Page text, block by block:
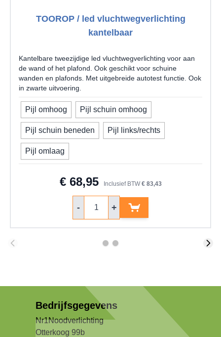
TOOROP / led vluchtwegverlichting
kantelbaar
Kantelbare tweezijdige led vluchtwegverlichting voor aan
de wand of het plafond. Ook geschikt voor schuine
wanden en plafonds. Met uitgebreide autotest functie. Ook
in zwarte uitvoering.
Uw pijlrichting
Pijl omhoog Pijl schuin omhoog
Pijl schuin beneden Pijl links/rechts
Pijl omlaag
€ 68,95 Inclusief BTW € 83,43
- +
Bedrijfsgegevens
Nr1Noodverlichting
Otterkoog 99b